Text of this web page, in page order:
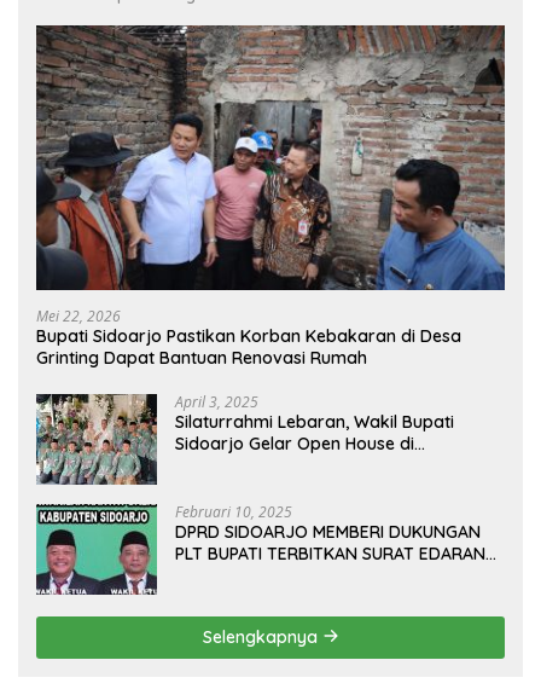
Mei 22, 2026
Bupati Sidoarjo Pastikan Korban Kebakaran di Desa
Grinting Dapat Bantuan Renovasi Rumah
April 3, 2025
Silaturrahmi Lebaran, Wakil Bupati
Sidoarjo Gelar Open House di
Februari 10, 2025
DPRD SIDOARJO MEMBERI DUKUNGAN
PLT BUPATI TERBITKAN SURAT EDARAN
KELUAR KOTA
Selengkapnya